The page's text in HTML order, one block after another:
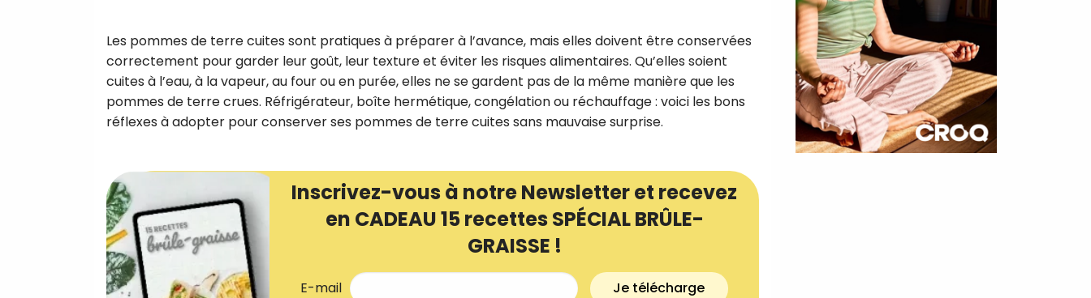
Les pommes de terre cuites sont pratiques à préparer à l’avance, mais elles doivent être conservées
correctement pour garder leur goût, leur texture et éviter les risques alimentaires. Qu’elles soient
cuites à l’eau, à la vapeur, au four ou en purée, elles ne se gardent pas de la même manière que les
pommes de terre crues. Réfrigérateur, boîte hermétique, congélation ou réchauffage : voici les bons
réflexes à adopter pour conserver ses pommes de terre cuites sans mauvaise surprise.
Inscrivez-vous à notre Newsletter et recevez
en CADEAU 15 recettes SPÉCIAL BRÛLE-
GRAISSE !
E-mail Je télécharge
Recevez gratuitement 180
recettes inédites de CROQ
!
Ainsi que la newsletter promotionnelle de